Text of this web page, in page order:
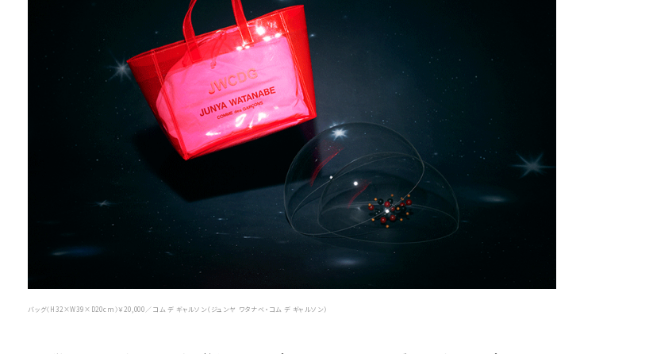
バッグ〈H32×W39×D20cm〉￥20,000／コム デ ギャルソン（ジュンヤ ワタナベ・コム デ ギャルソン）